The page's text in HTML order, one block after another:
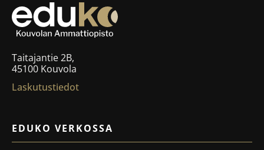
Taitajantie 2B,
45100 Kouvola
Laskutustiedot
EDUKO VERKOSSA